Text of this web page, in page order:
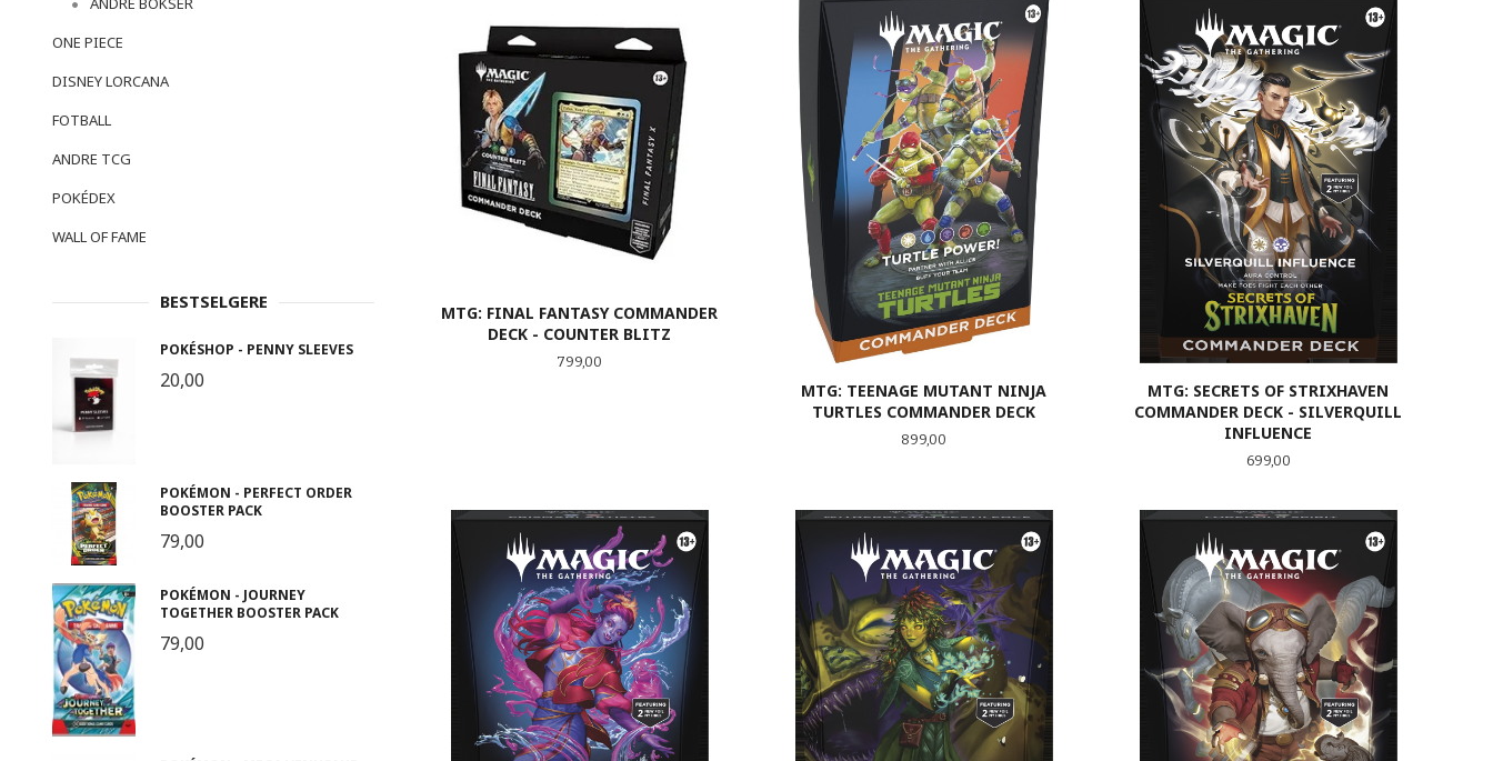
MTG: FINAL FANTASY COMMANDER
DECK - COUNTER BLITZ
Pris
799,00
LES MER
MTG: TEENAGE MUTANT NINJA
TURTLES COMMANDER DECK
Pris
899,00
KJØP
MTG: SECRETS OF STRIXHAVEN
COMMANDER DECK - SILVERQUILL
INFLUENCE
Pris
699,00
LES MER
ONE PIECE
DISNEY LORCANA
FOTBALL
ANDRE TCG
POKÉDEX
WALL OF FAME
BESTSELGERE
POKÉSHOP - PENNY SLEEVES
20,00
POKÉMON - PERFECT ORDER
BOOSTER PACK
79,00
POKÉMON - JOURNEY
TOGETHER BOOSTER PACK
79,00